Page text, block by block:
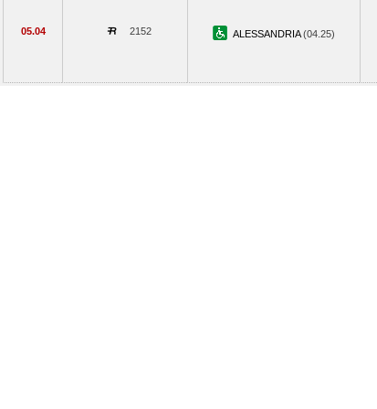
05.04 2152 ALESSANDRIA(04.25)